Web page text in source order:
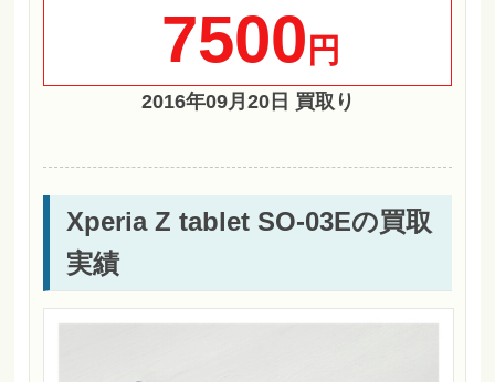
7500 円
2016年09月20日 買取り
Xperia Z tablet SO-03Eの買取
実績